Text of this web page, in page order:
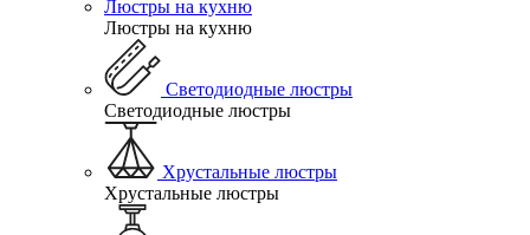
Люстры на кухню
Люстры на кухню
Светодиодные люстры
Светодиодные люстры
Хрустальные люстры
Хрустальные люстры